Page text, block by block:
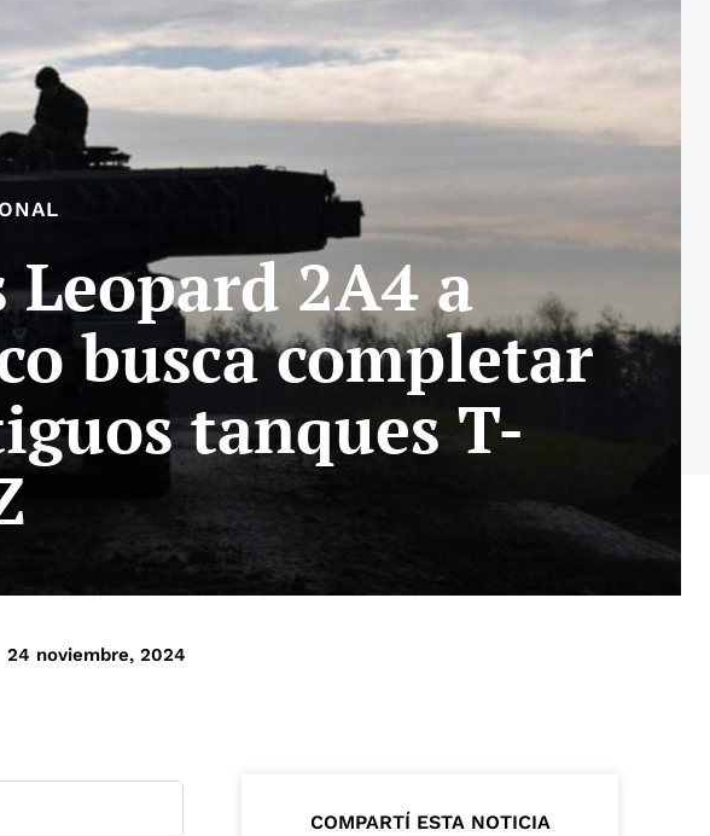
2A4 a
busca completar
tanques T-
24 noviembre, 2024
COMPARTÍ ESTA NOTICIA